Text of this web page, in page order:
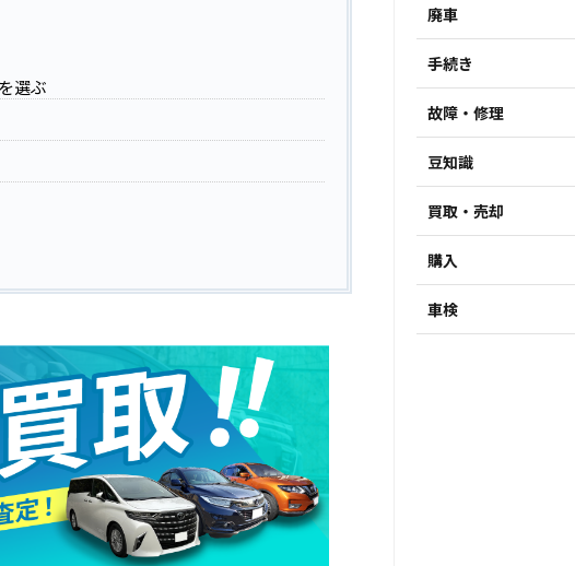
選ぶ
廃車
手続き
故障・修理
豆知識
買取・売却
購入
車検